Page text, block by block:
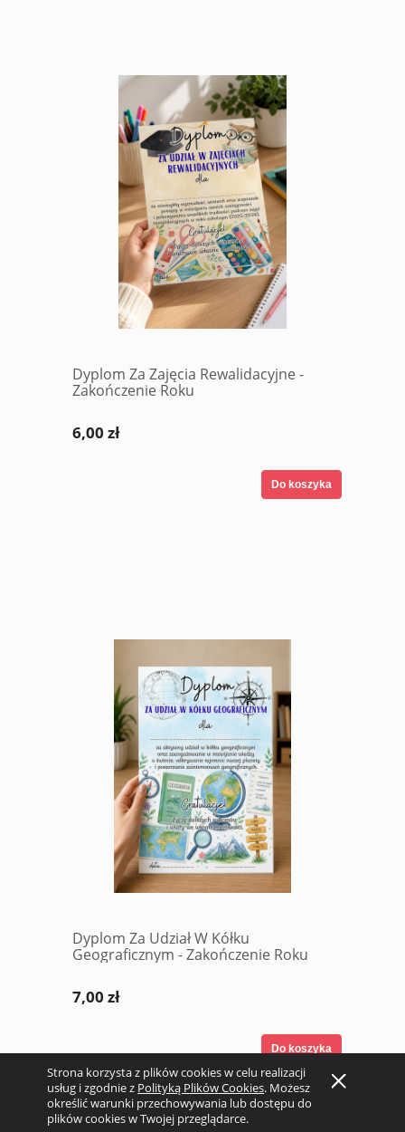
Strona korzysta z plików cookies w celu realizacji
usług i zgodnie z Polityką Plików Cookies. Możesz
określić warunki przechowywania lub dostępu do
plików cookies w Twojej przeglądarce.
Dyplom Za Zajęcia Rewalidacyjne -
Zakończenie Roku
6,00 zł
Do koszyka
Dyplom Za Udział W Kółku
Geograficznym - Zakończenie Roku
7,00 zł
Do koszyka